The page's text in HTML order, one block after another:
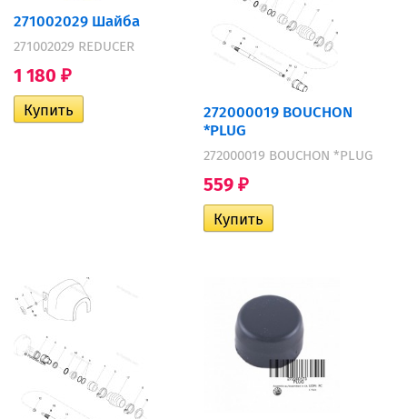
271002029 Шайба
271002029 REDUCER
1 180 ₽
272000019 BOUCHON
*PLUG
272000019 BOUCHON *PLUG
559 ₽